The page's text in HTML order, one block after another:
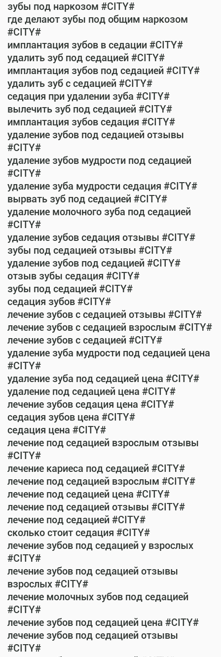
зубы под наркозом #CITY#
где делают зубы под общим наркозом
#CITY#
имплантация зубов в седации #CITY#
удалить зуб под седацией #CITY#
имплантация зубов под седацией #CITY#
удалить зуб с седацией #CITY#
седация при удалении зуба #CITY#
вылечить зуб под седацией #CITY#
имплантация зубов седация #CITY#
удаление зубов под седацией отзывы
#CITY#
удаление зубов мудрости под седацией
#CITY#
удаление зуба мудрости седация #CITY#
вырвать зуб под седацией #CITY#
удаление молочного зуба под седацией
#CITY#
удаление зубов седация отзывы #CITY#
зубы под седацией отзывы #CITY#
удаление зубов под седацией #CITY#
отзыв зубы седация #CITY#
зубы под седацией #CITY#
седация зубов #CITY#
лечение зубов с седацией отзывы #CITY#
лечение зубов с седацией взрослым #CITY#
лечение зубов с седацией #CITY#
удаление зуба мудрости под седацией цена
#CITY#
удаление зуба под седацией цена #CITY#
удаление под седацией цена #CITY#
лечение зубов седация цена #CITY#
седация зубов цена #CITY#
седация цена #CITY#
лечение под седацией взрослым отзывы
#CITY#
лечение кариеса под седацией #CITY#
лечение под седацией взрослым #CITY#
лечение под седацией цена #CITY#
лечение под седацией отзывы #CITY#
лечение под седацией #CITY#
сколько стоит седация #CITY#
лечение зубов под седацией у взрослых
#CITY#
лечение зубов под седацией отзывы
взрослых #CITY#
лечение молочных зубов под седацией
#CITY#
лечение зубов под седацией цена #CITY#
лечение зубов под седацией отзывы
#CITY#